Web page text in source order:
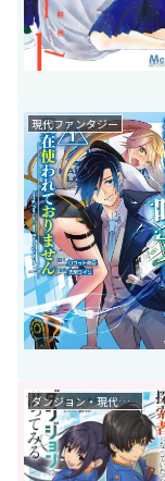
現代ファンタジー
ダンジョン・現代ダンジョン